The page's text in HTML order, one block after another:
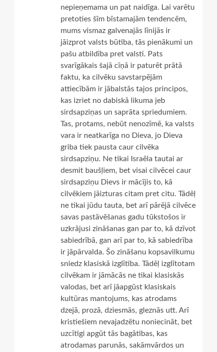
nepieņemama un pat naidīga. Lai varētu
pretoties šīm bīstamajām tendencēm,
mums vismaz galvenajās līnijās ir
jāizprot valsts būtība, tās pienākumi un
pašu atbildība pret valsti. Pats
svarīgākais šajā cīņā ir paturēt prātā
faktu, ka cilvēku savstarpējām
attiecībām ir jābalstās tajos principos,
kas izriet no dabiskā likuma jeb
sirdsapziņas un saprāta spriedumiem.
Tas, protams, nebūt nenozīmē, ka valsts
vara ir neatkarīga no Dieva, jo Dieva
griba tiek pausta caur cilvēka
sirdsapziņu. Ne tikai Israēla tautai ar
desmit baušļiem, bet visai cilvēcei caur
sirdsapziņu Dievs ir mācījis to, kā
cilvēkiem jāizturas citam pret citu. Tādēļ
ne tikai jūdu tauta, bet arī pārējā cilvēce
savas pastāvēšanas gadu tūkstošos ir
uzkrājusi zināšanas gan par to, kā dzīvot
sabiedrībā, gan arī par to, kā sabiedrība
ir jāpārvalda. Šo zināšanu kopsavilkumu
sniedz klasiskā izglītība. Tādēļ izglītotam
cilvēkam ir jāmācās ne tikai klasiskās
valodas, bet arī jāapgūst klasiskais
kultūras mantojums, kas atrodams
dzejā, prozā, dziesmās, gleznās utt. Arī
kristiešiem nevajadzētu noniecināt, bet
uzcītīgi apgūt tās bagātības, kas
atrodamas parunās, sakāmvārdos un